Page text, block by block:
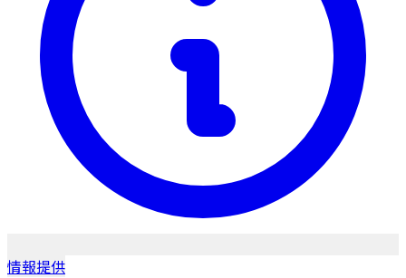
情報提供